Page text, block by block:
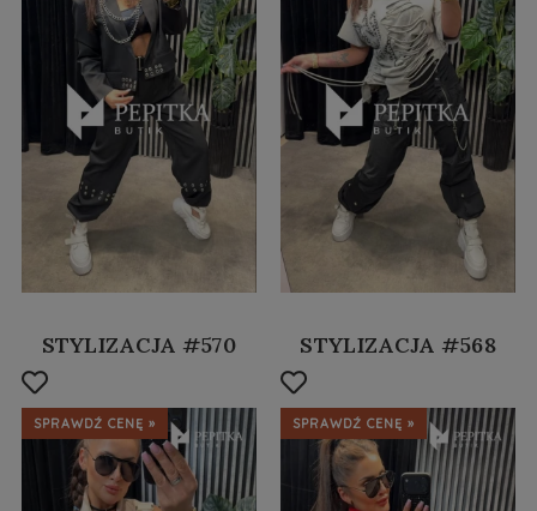
STYLIZACJA #570
SPRAWDŹ CENĘ »
STYLIZACJA #568
SPRAWDŹ CENĘ »